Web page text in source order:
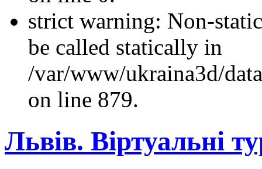
strict warning: Non-
be called statically in
/var/www/ukraina3d/
on line 879.
Львів. Віртуальні